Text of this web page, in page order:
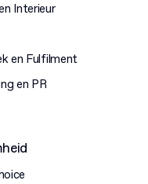
Interieur
en Fulfilment
en PR